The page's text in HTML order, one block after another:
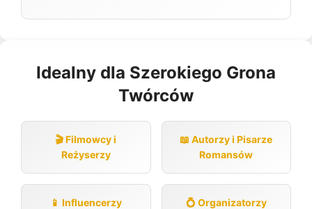
Idealny dla Szerokiego Grona
Twórców
🎬 Filmowcy i
Reżyserzy
📖 Autorzy i Pisarze
Romansów
📱 Influencerzy
💍 Organizatorzy